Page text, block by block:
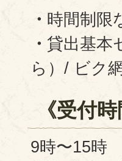
・ 時間制
・貸出基本
ら）/ ビク
《受付時
9時〜15時